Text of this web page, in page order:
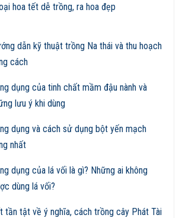
hoa tết dễ trồng, ra hoa đẹp
dẫn kỹ thuật trồng Na thái và thu hoạch
cách
dụng của tinh chất mầm đậu nành và
lưu ý khi dùng
dụng và cách sử dụng bột yến mạch
nhất
dụng của lá vối là gì? Những ai không
dùng lá vối?
tần tật về ý nghĩa, cách trồng cây Phát Tài